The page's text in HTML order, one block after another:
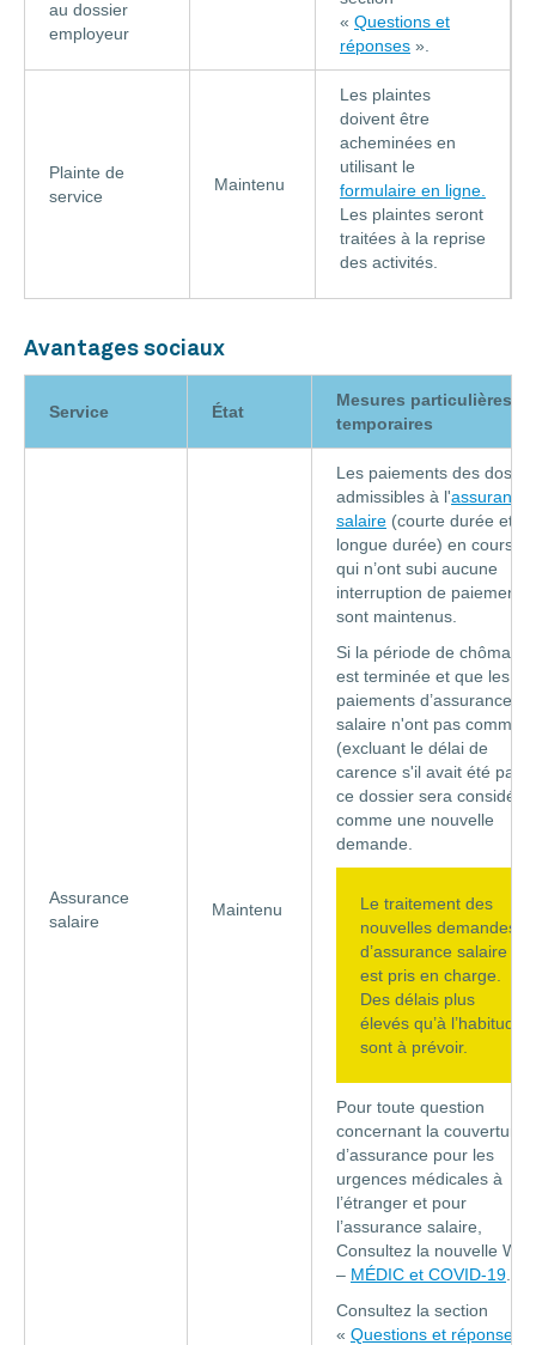
au dossier
employeur
« Questions et
réponses ».
Plainte de
service
Maintenu
Les plaintes
doivent être
acheminées en
utilisant le
formulaire en ligne.
Les plaintes seront
traitées à la reprise
des activités.
Avantages sociaux
Service État
Mesures particulières
temporaires
Assurance
salaire
Maintenu
Les paiements des
admissibles à l'assurance
salaire (courte durée et
longue durée) en cours et
qui n’ont subi aucune
interruption de paiement
sont maintenus.
Si la période de chômage
est terminée et que les
paiements d’assurance
salaire n'ont pas
(excluant le délai de
carence s'il avait été
ce dossier sera considéré
comme une nouvelle
demande.
Le traitement des
nouvelles demandes
d’assurance salaire
est pris en charge.
Des délais plus
élevés qu’à l’habitude
sont à prévoir.
Pour toute question
concernant la couverture
d’assurance pour les
urgences médicales à
l’étranger et pour
l’assurance salaire,
Consultez la nouvelle Web
– MÉDIC et COVID-19
Consultez la section
« Questions et réponses